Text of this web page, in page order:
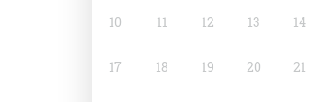
10 11 12 13 14
17 18 19 20 21